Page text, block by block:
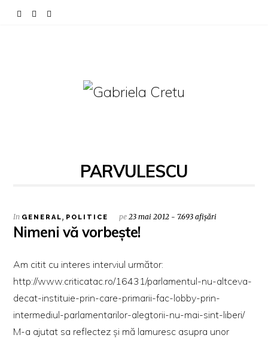
PARVULESCU
In GENERAL, POLITICE pe 23 mai 2012 - 7.693 afișări
Nimeni vă vorbește!
Am citit cu interes interviul următor:
http://www.criticatac.ro/16431/parlamentul-nu-altceva-
decat-instituie-prin-care-primarii-fac-lobby-prin-
intermediul-parlamentarilor-alegtorii-nu-mai-sint-liberi/
M-a ajutat sa reflectez și mă lamuresc asupra unor